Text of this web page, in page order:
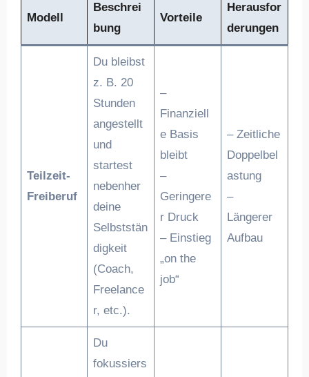
Modell
Beschrei
bung
Vorteile
Herausfor
derungen
Teilzeit-
Freiberuf
Du bleibst
z. B. 20
Stunden
angestellt
und
startest
nebenher
deine
Selbststän
digkeit
(Coach,
Freelance
r, etc.).
–
Finanziell
e Basis
bleibt
–
Geringere
r Druck
– Einstieg
„on the
job“
– Zeitliche
Doppelbel
astung
–
Längerer
Aufbau
Du
fokussiers